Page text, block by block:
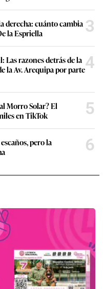
derecha: cuánto cambia
la Espriella
3
razones detrás de la
la Av. Arequipa por parte4
Morro Solar? El
en TikTok
5
pero la
6